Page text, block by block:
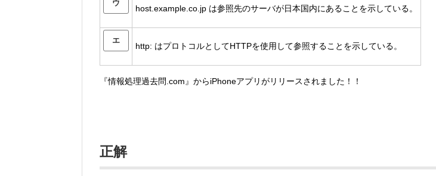
ウ
host.example.co.jp は参照先のサーバが日本国内にあることを示している。
エ
http: はプロトコルとしてHTTPを使用して参照することを示している。
『情報処理過去問.com』からiPhoneアプリがリリースされました！！
正解